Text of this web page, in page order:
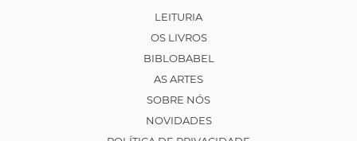
LEITURIA
OS LIVROS
BIBLOBABEL
AS ARTES
SOBRE NÓS
NOVIDADES